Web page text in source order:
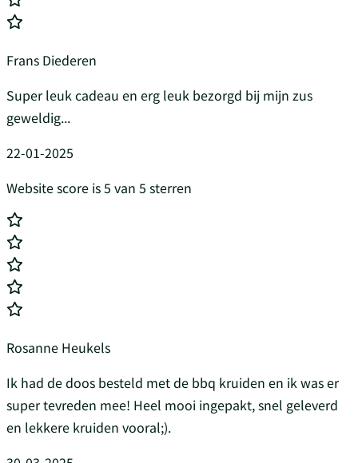
Frans Diederen
Super leuk cadeau en erg leuk bezorgd bij mijn zus
geweldig...
22-01-2025
Website score is 5 van 5 sterren
Rosanne Heukels
Ik had de doos besteld met de bbq kruiden en ik was er
super tevreden mee! Heel mooi ingepakt, snel geleverd
en lekkere kruiden vooral;).